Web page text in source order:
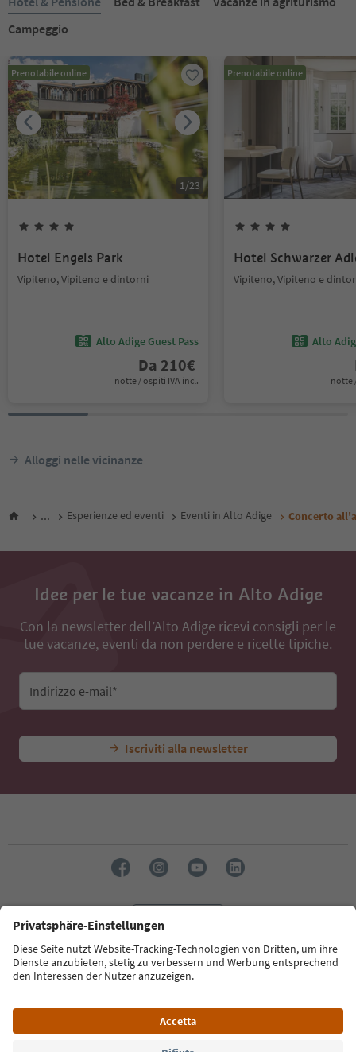
Campeggio
Prenotabile online
1/23
Hotel Engels Park
Vipiteno, Vipiteno e dintorni
Alto Adige Guest Pass
Da 210€
notte / ospiti IVA incl.
Prenotabile online
Hotel Schwarzer
Vipiteno, Vipiteno e
Alto
notte
Alloggi nelle vicinanze
... Esperienze ed eventi Eventi in Alto Adige Concerto
Idee per le tue vacanze in Alto Adige
Con la newsletter dell’Alto Adige ricevi consigli per le
tue vacanze, eventi da non perdere e ricette tipiche.
Indirizzo e-mail*
Iscriviti alla newsletter
Südtirol Guide App